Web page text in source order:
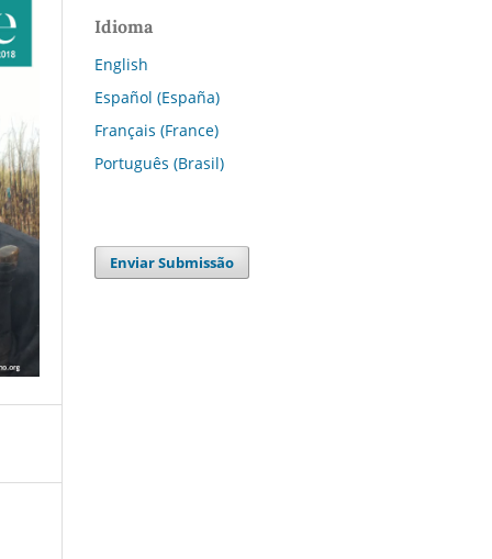
Idioma
English
Español (España)
Français (France)
Português (Brasil)
Enviar Submissão